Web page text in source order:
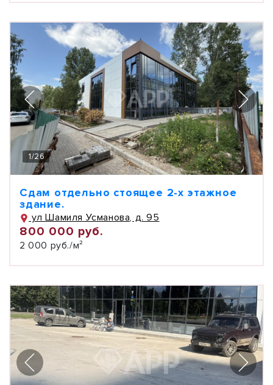
1/26
Сдам отдельно стоящее 2-х этажное
здание.
ул Шамиля Усманова, д. 95
800 000 руб.
2 000 руб./м²